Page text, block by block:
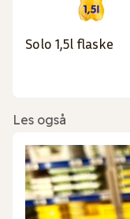
Solo 1,5l flaske
Les også